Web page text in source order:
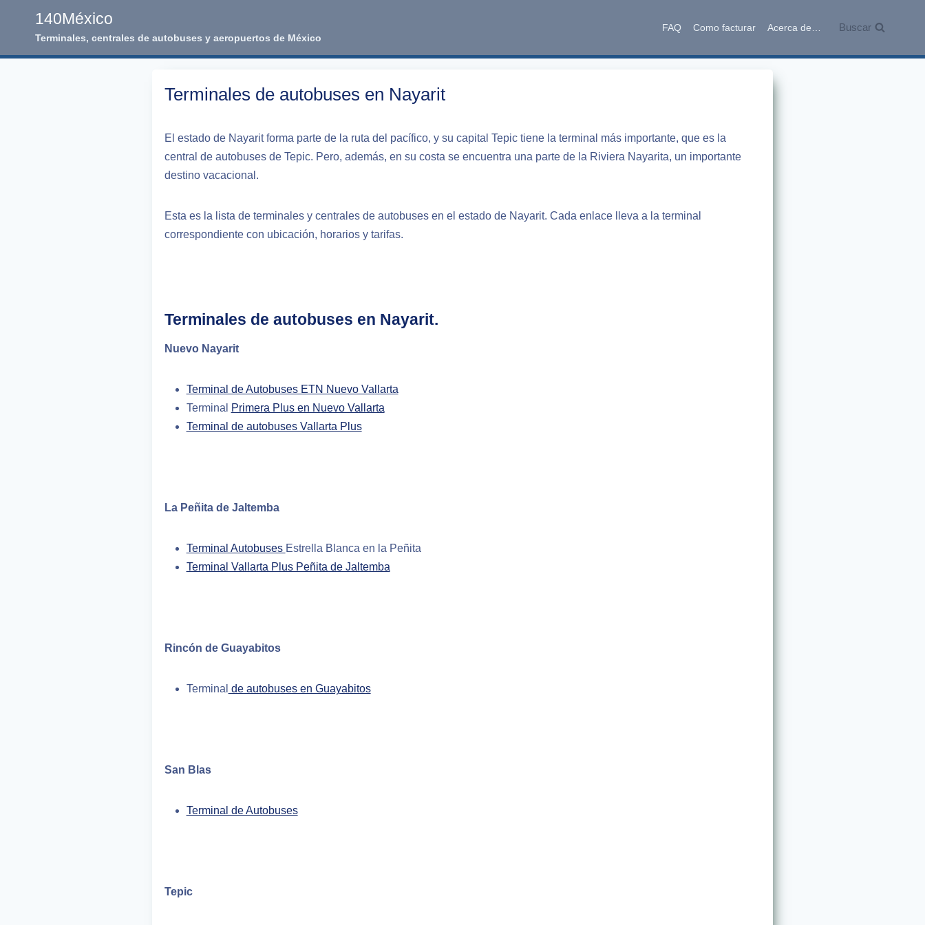
140México
Terminales, centrales de autobuses y aeropuertos de México
FAQ Como facturar Acerca de… Buscar
Terminales de autobuses en Nayarit
El estado de Nayarit forma parte de la ruta del pacífico, y su capital Tepic tiene la terminal más importante, que es la
central de autobuses de Tepic. Pero, además, en su costa se encuentra una parte de la Riviera Nayarita, un importante
destino vacacional.
Esta es la lista de terminales y centrales de autobuses en el estado de Nayarit. Cada enlace lleva a la terminal
correspondiente con ubicación, horarios y tarifas.
Terminales de autobuses en Nayarit.
Nuevo Nayarit
Terminal de Autobuses ETN Nuevo Vallarta
Terminal
Primera Plus en Nuevo Vallarta
Terminal de autobuses Vallarta Plus
La Peñita de Jaltemba
Terminal Autobuses Estrella Blanca en la Peñita
Terminal Vallarta Plus Peñita de Jaltemba
Rincón de Guayabitos
Terminal de autobuses en Guayabitos
San Blas
Terminal de Autobuses
Tepic